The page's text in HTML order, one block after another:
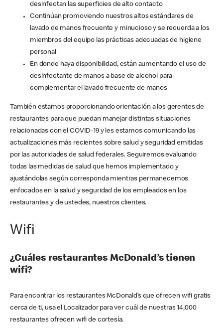
desinfectan las superficies de alto contacto
Continúan promoviendo nuestros altos estándares de
lavado de manos frecuente y minucioso y se recuerda a los
miembros del equipo las prácticas adecuadas de higiene
personal
En donde haya disponibilidad, están aumentando el uso de
desinfectante de manos a base de alcohol para
complementar el lavado frecuente de manos
También estamos proporcionando orientación a los gerentes de
restaurantes para que puedan manejar distintas situaciones
relacionadas con el COVID-19 y les estamos comunicando las
actualizaciones más recientes sobre salud y seguridad emitidas
por las autoridades de salud federales. Seguiremos evaluando
todas las medidas de salud que hemos implementado y
ajustándolas según corresponda mientras permanecemos
enfocados en la salud y seguridad de los empleados en los
restaurantes y de ustedes, nuestros clientes.
Wifi
¿Cuáles restaurantes McDonald’s tienen
wifi?
Para encontrar los restaurantes McDonald’s que ofrecen wifi gratis
cerca de ti, usa el Localizador para ver cuál de nuestras 14,000
restaurantes ofrecen wifi de cortesía.